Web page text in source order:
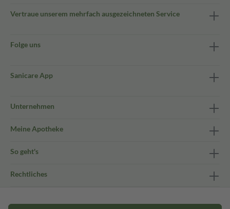
Vertraue unserem mehrfach ausgezeichneten Service
Folge uns
Sanicare App
Unternehmen
Meine Apotheke
So geht's
Rechtliches